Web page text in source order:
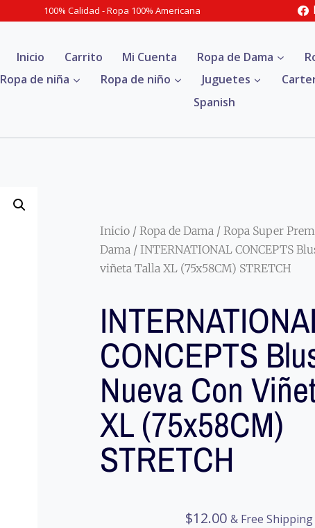
100% Calidad - Ropa 100% Americana
Inicio Carrito Mi Cuenta Ropa de Dama
Ropa de niña
Ropa de niño Juguetes
Spanish
Inicio / Ropa de Dama / Ropa Super
Dama / INTERNATIONAL CONCEPTS
viñeta Talla XL (75x58CM) STRETCH
CONCEPTS
Nueva Con
XL (75x58CM)
STRETCH
$12.00 & Free Shipping